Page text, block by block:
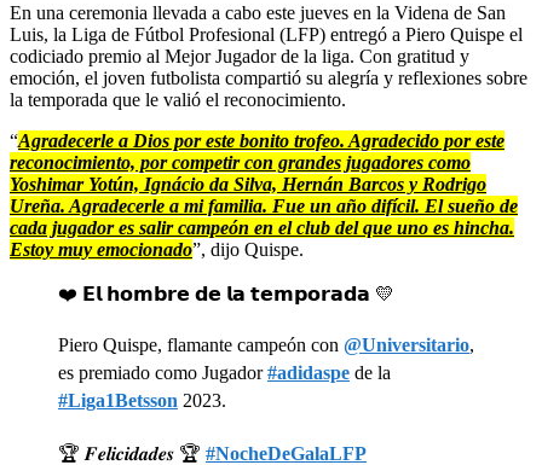
En una ceremonia llevada a cabo este jueves en la Videna de San
Luis, la Liga de Fútbol Profesional (LFP) entregó a Piero Quispe el
codiciado premio al Mejor Jugador de la liga. Con gratitud y
emoción, el joven futbolista compartió su alegría y reflexiones sobre
la temporada que le valió el reconocimiento.
“Agradecerle a Dios por este bonito trofeo. Agradecido por este
reconocimiento, por competir con grandes jugadores como
Yoshimar Yotún, Ignácio da Silva, Hernán Barcos y Rodrigo
Ureña. Agradecerle a mi familia. Fue un año difícil. El sueño de
cada jugador es salir campeón en el club del que uno es hincha.
Estoy muy emocionado”, dijo Quispe.
❤️ 𝗘𝗹 𝗵𝗼𝗺𝗯𝗿𝗲 𝗱𝗲 𝗹𝗮 𝘁𝗲𝗺𝗽𝗼𝗿𝗮𝗱𝗮 💛
Piero Quispe, flamante campeón con @Universitario,
es premiado como Jugador#adidaspe de la
#Liga1Betsson 2023.
🏆 𝑭𝒆𝒍𝒊𝒄𝒊𝒅𝒂𝒅𝒆𝒔 🏆 #NocheDeGalaLFP